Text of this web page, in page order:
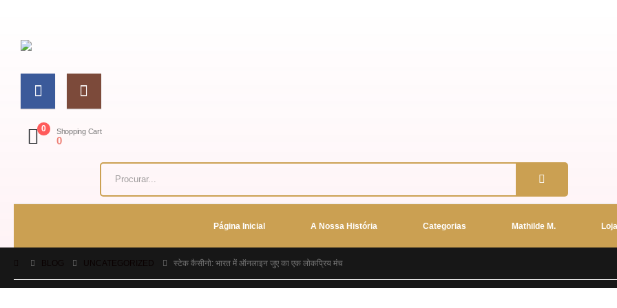
0 Shopping Cart
0
Página Inicial A Nossa História Categorias Mathilde M. Loja
स्टेक कैसीनो: भारत में ऑनलाइन जुए का एक लोकप्रिय मंच